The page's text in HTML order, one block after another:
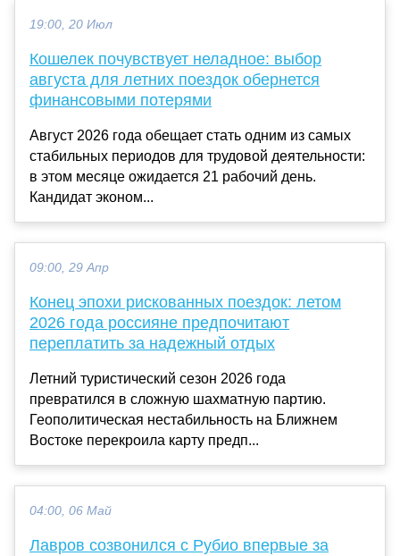
19:00, 20 Июл
Кошелек почувствует неладное: выбор
августа для летних поездок обернется
финансовыми потерями
Август 2026 года обещает стать одним из самых
стабильных периодов для трудовой деятельности:
в этом месяце ожидается 21 рабочий день.
Кандидат эконом...
09:00, 29 Апр
Конец эпохи рискованных поездок: летом
2026 года россияне предпочитают
переплатить за надежный отдых
Летний туристический сезон 2026 года
превратился в сложную шахматную партию.
Геополитическая нестабильность на Ближнем
Востоке перекроила карту предп...
04:00, 06 Май
Лавров созвонился с Рубио впервые за